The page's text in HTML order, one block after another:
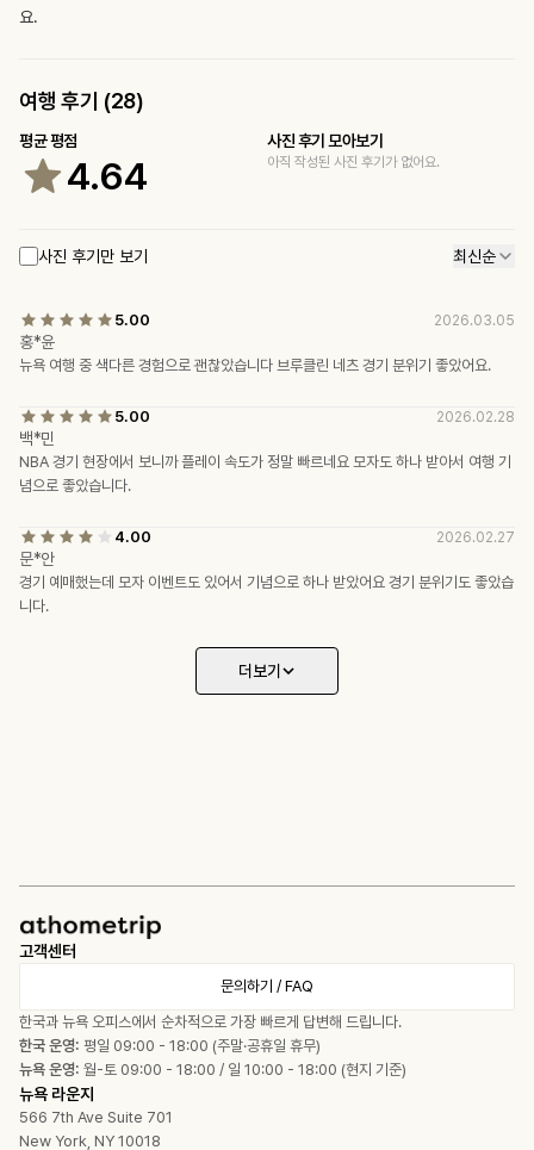
요.
여행 후기 (28)
평균 평점
4.64
사진 후기 모아보기
아직 작성된 사진 후기가 없어요.
사진 후기만 보기 최신순
5.00 2026.03.05
홍*윤
뉴욕 여행 중 색다른 경험으로 괜찮았습니다 브루클린 네츠 경기 분위기 좋았어요.
5.00 2026.02.28
백*민
NBA 경기 현장에서 보니까 플레이 속도가 정말 빠르네요 모자도 하나 받아서 여행 기
념으로 좋았습니다.
4.00 2026.02.27
문*안
경기 예매했는데 모자 이벤트도 있어서 기념으로 하나 받았어요 경기 분위기도 좋았습
니다.
더보기
고객센터
문의하기 / FAQ
한국과 뉴욕 오피스에서 순차적으로 가장 빠르게 답변해 드립니다.
한국 운영: 평일 09:00 - 18:00 (주말·공휴일 휴무)
뉴욕 운영: 월-토 09:00 - 18:00 / 일 10:00 - 18:00 (현지 기준)
뉴욕 라운지
566 7th Ave Suite 701
New York, NY 10018